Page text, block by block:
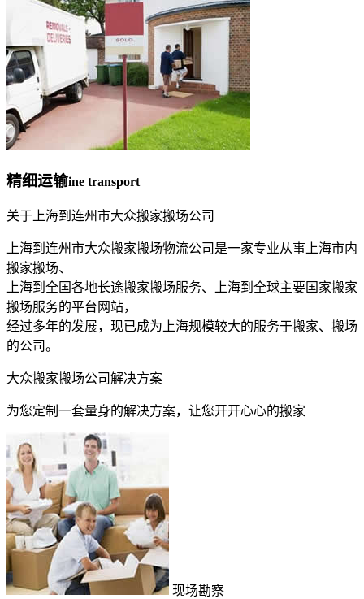
精细运输ine transport
关于上海到连州市大众搬家搬场公司
上海到连州市大众搬家搬场物流公司是一家专业从事上海市内
搬家搬场、
上海到全国各地长途搬家搬场服务、上海到全球主要国家搬家
搬场服务的平台网站，
经过多年的发展，现已成为上海规模较大的服务于搬家、搬场
的公司。
大众搬家搬场公司解决方案
为您定制一套量身的解决方案，让您开开心心的搬家
现场勘察